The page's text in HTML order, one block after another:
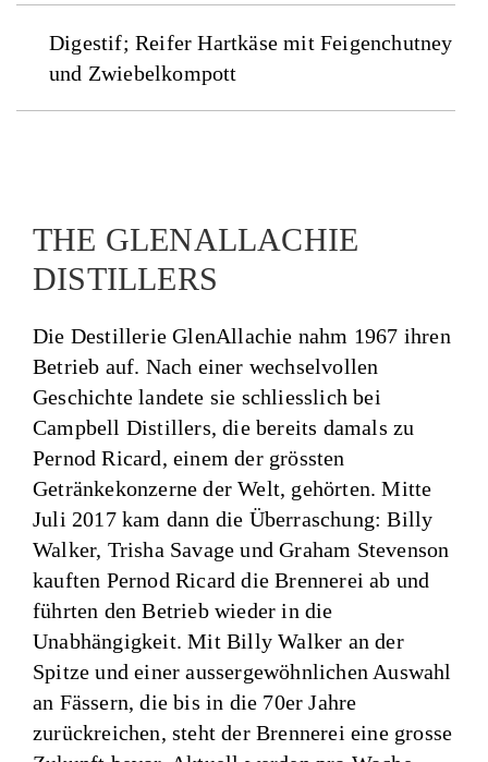
Digestif; Reifer Hartkäse mit Feigenchutney
und Zwiebelkompott
THE GLENALLACHIE
DISTILLERS
Die Destillerie GlenAllachie nahm 1967 ihren
Betrieb auf. Nach einer wechselvollen
Geschichte landete sie schliesslich bei
Campbell Distillers, die bereits damals zu
Pernod Ricard, einem der grössten
Getränkekonzerne der Welt, gehörten. Mitte
Juli 2017 kam dann die Überraschung: Billy
Walker, Trisha Savage und Graham Stevenson
kauften Pernod Ricard die Brennerei ab und
führten den Betrieb wieder in die
Unabhängigkeit. Mit Billy Walker an der
Spitze und einer aussergewöhnlichen Auswahl
an Fässern, die bis in die 70er Jahre
zurückreichen, steht der Brennerei eine grosse